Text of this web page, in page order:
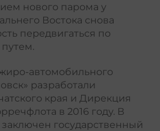
нового парома у
Востока снова
передвигаться по
автомобильного
разработали
края и Дирекция
в 2016 году. В
заключен государственный